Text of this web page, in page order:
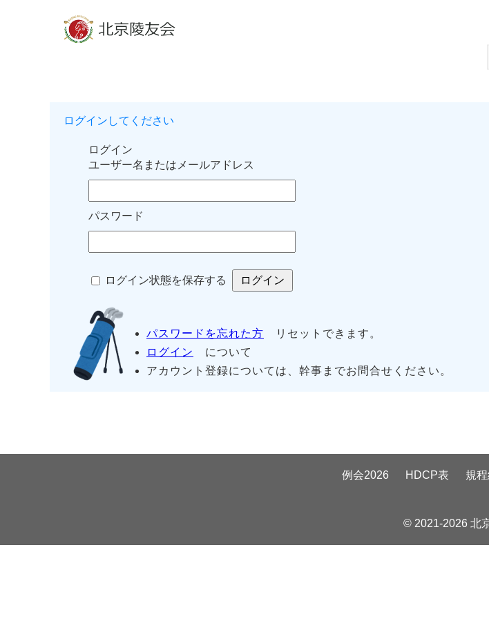
ログインしてください
ログイン
ユーザー名またはメールアドレス
パスワード
ログイン状態を保存する
パスワードを忘れた方 リセットできます。
ログイン
について
アカウント登録については、幹事までお問合せください。
例会2026 HDCP表 規程
© 2021-2026 北